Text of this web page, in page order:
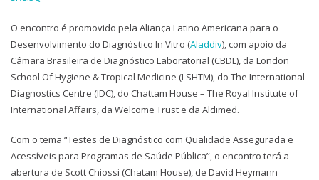
O encontro é promovido pela Aliança Latino Americana para o
Desenvolvimento do Diagnóstico In Vitro (Aladdiv), com apoio da
Câmara Brasileira de Diagnóstico Laboratorial (CBDL), da London
School Of Hygiene & Tropical Medicine (LSHTM), do The International
Diagnostics Centre (IDC), do Chattam House – The Royal Institute of
International Affairs, da Welcome Trust e da Aldimed.
Com o tema “Testes de Diagnóstico com Qualidade Assegurada e
Acessíveis para Programas de Saúde Pública”, o encontro terá a
abertura de Scott Chiossi (Chatam House), de David Heymann